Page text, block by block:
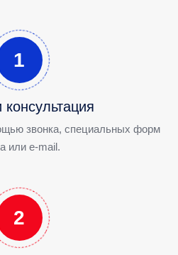
1
звонка, специальных форм
или e-mail.
2